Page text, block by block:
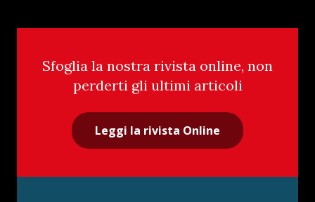
Sfoglia la nostra rivista online, non
perderti gli ultimi articoli
Leggi la rivista Online